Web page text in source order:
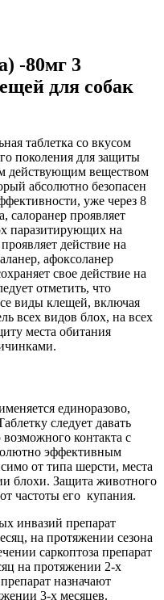
-80мг 3
для собак
таблетка со вкусом
поколения для защиты
действующим веществом
абсолютно безопасен
уже через 8
салоранер проявляет
паразитирующих на
действие на
афоксоланер
свое действие на
отметить, что
виды клещей, включая
всех видов блох, на всех
места обитания
единоразово,
следует давать
возможного контакта с
эффективным
от типа шерсти, места
блохи. Защита животного
частоты его купания.
инвазий препарат
на протяжении сезона
саркоптоза препарат
на протяжении 2-х
назначают
3-х месяцев.